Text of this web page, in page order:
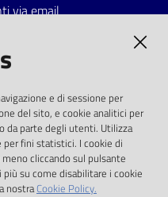
via email
direttiva
d.lgs. 36/2006
e di sessione per
del sito, e cookie analitici per
da parte degli utenti. Utilizza
fini statistici. I cookie di
cliccando sul pulsante
su come disabilitare i cookie
nostraCookie Policy.